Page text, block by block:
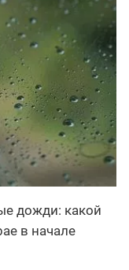
дожди: какой
в начале